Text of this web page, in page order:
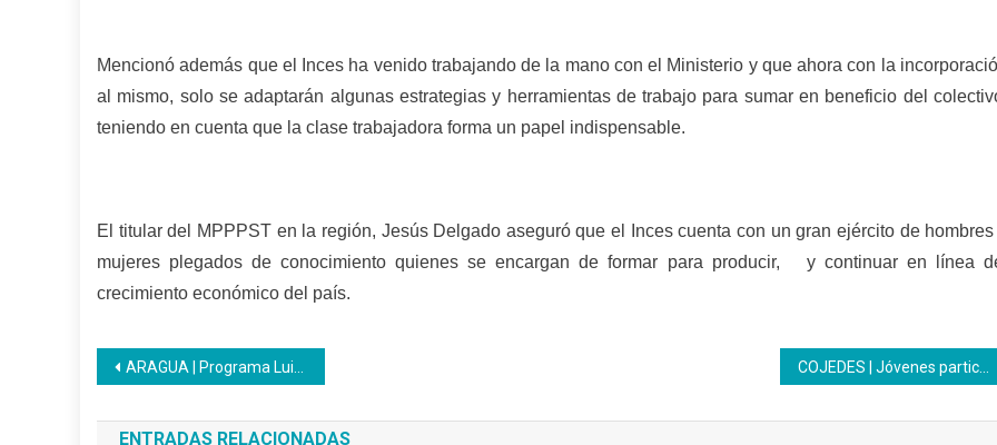
Mencionó además que el Inces ha venido trabajando de la mano con el Ministerio y que ahora con la
al mismo, solo se adaptarán algunas estrategias y herramientas de trabajo para sumar en beneficio del
teniendo en cuenta que la clase trabajadora forma un papel indispensable.
El titular del MPPPST en la región, Jesús Delgado aseguró que el Inces cuenta con un gran ejército de
mujeres plegados de conocimiento quienes se encargan de formar para producir, y continuar en línea
crecimiento económico del país.
Navegación
de
ARAGUA | Programa Luisa Cáceres de Arismendi en acción: Nuevas Habilidades para un Futuro Mejor COJEDES | Jóvenes participantes realizaron jornada de corte de cabello
ENTRADAS RELACIONADAS